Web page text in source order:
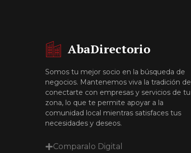
AbaDirectorio
Somos tu mejor socio en la búsqueda de
negocios. Mantenemos viva la tradición de
conectarte con empresas y servicios de tu
zona, lo que te permite apoyar a la
comunidad local mientras satisfaces tus
necesidades y deseos.
Comparalo Digital